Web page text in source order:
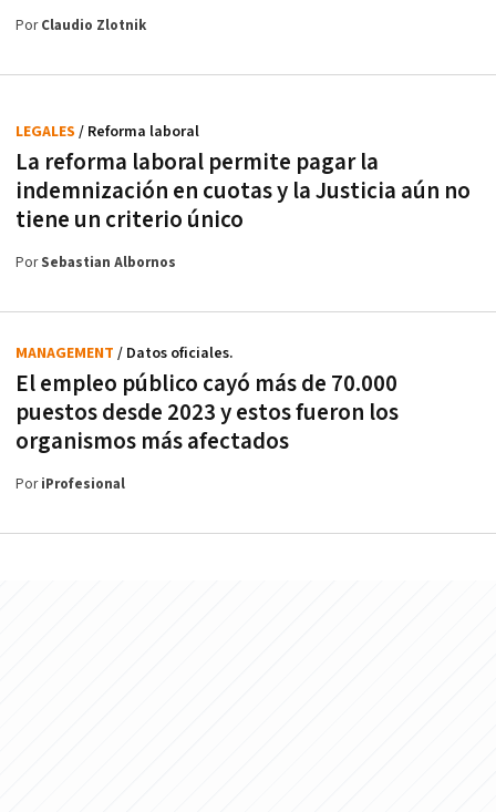
PorClaudio Zlotnik
La reforma laboral permite pagar la
indemnización en cuotas y la Justicia aún no
tiene un criterio único
LEGALES / Reforma laboral
PorSebastian Albornos
El empleo público cayó más de 70.000
puestos desde 2023 y estos fueron los
organismos más afectados
MANAGEMENT / Datos oficiales.
PoriProfesional